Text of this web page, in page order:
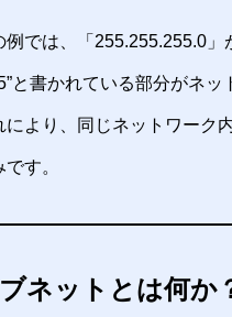
例では、「255.255.255.0」
と書かれている部分がネッ
により、同じネットワーク
す。
ネットとは何か